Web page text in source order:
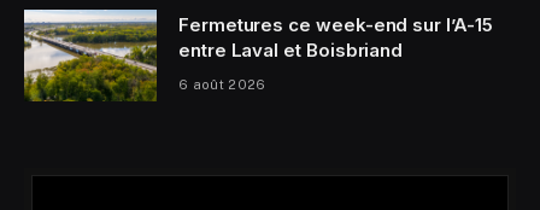
Fermetures ce week-end sur l’A-15
entre Laval et Boisbriand
6 août 2026